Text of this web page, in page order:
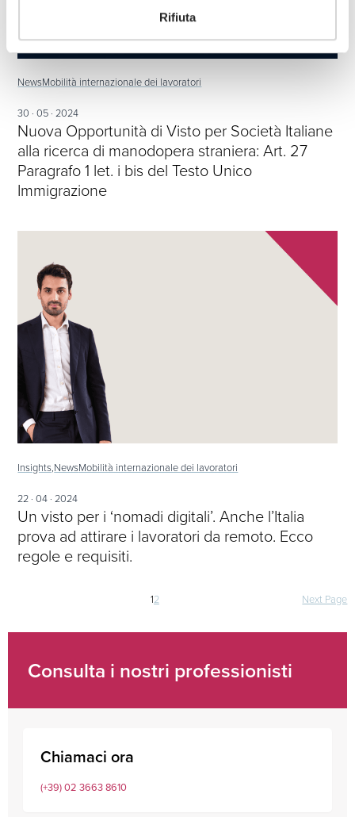
Rifiuta
NewsMobilità internazionale dei lavoratori
30 · 05 · 2024
Nuova Opportunità di Visto per Società Italiane
alla ricerca di manodopera straniera: Art. 27
Paragrafo 1 let. i bis del Testo Unico
Immigrazione
Insights, NewsMobilità internazionale dei lavoratori
22 · 04 · 2024
Un visto per i ‘nomadi digitali’. Anche l’Italia
prova ad attirare i lavoratori da remoto. Ecco
regole e requisiti.
articoli
12 Next Page
Consulta i nostri professionisti
Chiamaci ora
(+39) 02 3663 8610